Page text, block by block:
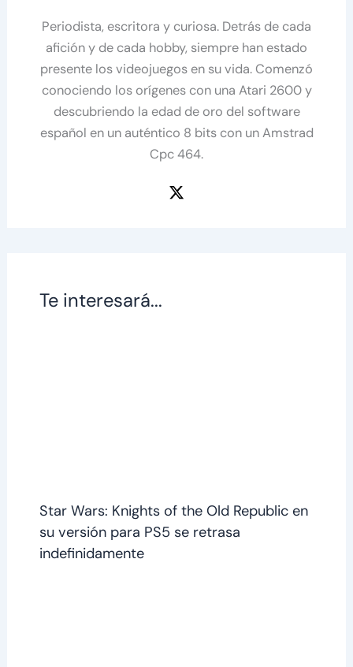
Periodista, escritora y curiosa. Detrás de cada
afición y de cada hobby, siempre han estado
presente los videojuegos en su vida. Comenzó
conociendo los orígenes con una Atari 2600 y
descubriendo la edad de oro del software
español en un auténtico 8 bits con un Amstrad
Cpc 464.
Te interesará...
Star Wars: Knights of the Old Republic en
su versión para PS5 se retrasa
indefinidamente